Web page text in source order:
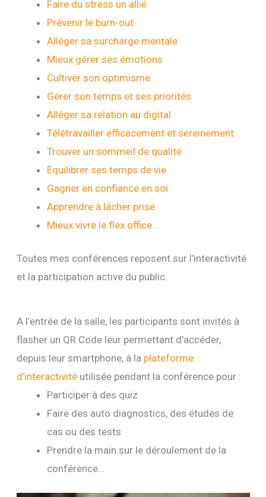
Faire du stress un allié
Prévenir le burn-out
Alléger sa surcharge mentale
Mieux gérer ses émotions
Cultiver son optimisme
Gérer son temps et ses priorités
Alléger sa relation au digital
Télétravailler efficacement et sereinement
Trouver un sommeil de qualité
Equilibrer ses temps de vie
Gagner en confiance en soi
Apprendre à lâcher prise
Mieux vivre le flex office…
Toutes mes conférences reposent sur l’interactivité
et la participation active du public.
A l’entrée de la salle, les participants sont invités à
flasher un QR Code leur permettant d’accéder,
depuis leur smartphone, à la plateforme
d’interactivitéutilisée pendant la conférence pour :
Participer à des quiz
Faire des auto diagnostics, des études de
cas ou des tests
Prendre la main sur le déroulement de la
conférence…